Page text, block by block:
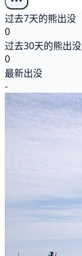
过去7天的熊出没
0
过去30天的熊出没
0
最新出没
-